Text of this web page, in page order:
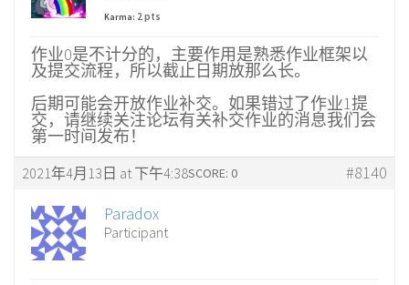
Karma: 2 pts
作业0是不计分的，主要作用是熟悉作业框架以
及提交流程，所以截止日期放那么长。
后期可能会开放作业补交。如果错过了作业1提
交，请继续关注论坛有关补交作业的消息我们会
第一时间发布！
2021年4月13日 at 下午4:38 #8140
SCORE: 0
Paradox
Participant